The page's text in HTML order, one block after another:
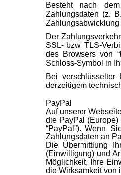
Besteht nach
Zahlungsdaten (z.
Zahlungsabwicklung
Der
SSL- bzw. TLS-
des Browsers von
Schloss-Symbol in
Bei
derzeitigem
PayPal
Auf unserer
die PayPal
“PayPal”).Wenn
Zahlungsdaten an
Die Übermittlung
(Einwilligung) und
Möglichkeit, Ihre
die Wirksamkeit von